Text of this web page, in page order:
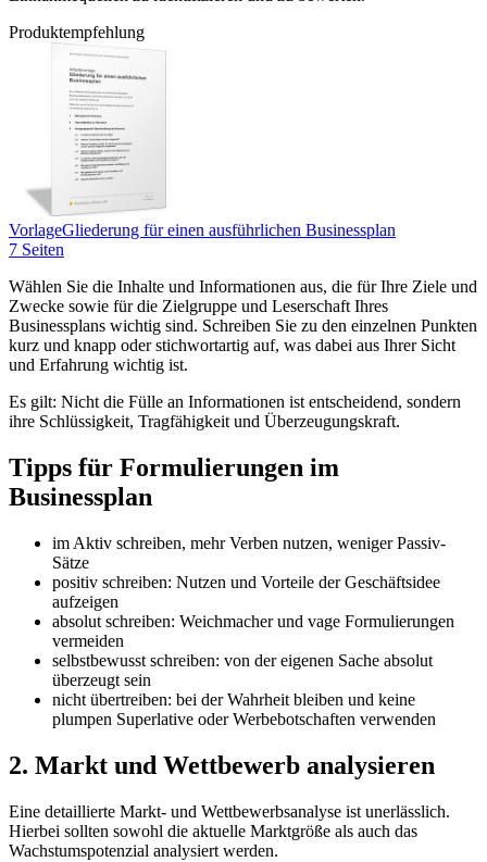
Produktempfehlung
VorlageGliederung für einen ausführlichen Businessplan
7 Seiten
Wählen Sie die Inhalte und Informationen aus, die für Ihre Ziele und
Zwecke sowie für die Zielgruppe und Leserschaft Ihres
Businessplans wichtig sind. Schreiben Sie zu den einzelnen Punkten
kurz und knapp oder stichwortartig auf, was dabei aus Ihrer Sicht
und Erfahrung wichtig ist.
Es gilt: Nicht die Fülle an Informationen ist entscheidend, sondern
ihre Schlüssigkeit, Tragfähigkeit und Überzeugungskraft.
Tipps für Formulierungen im
Businessplan
im Aktiv schreiben, mehr Verben nutzen, weniger Passiv-
Sätze
positiv schreiben: Nutzen und Vorteile der Geschäftsidee
aufzeigen
absolut schreiben: Weichmacher und vage Formulierungen
vermeiden
selbstbewusst schreiben: von der eigenen Sache absolut
überzeugt sein
nicht übertreiben: bei der Wahrheit bleiben und keine
plumpen Superlative oder Werbebotschaften verwenden
2. Markt und Wettbewerb analysieren
Eine detaillierte Markt- und Wettbewerbsanalyse ist unerlässlich.
Hierbei sollten sowohl die aktuelle Marktgröße als auch das
Wachstumspotenzial analysiert werden.